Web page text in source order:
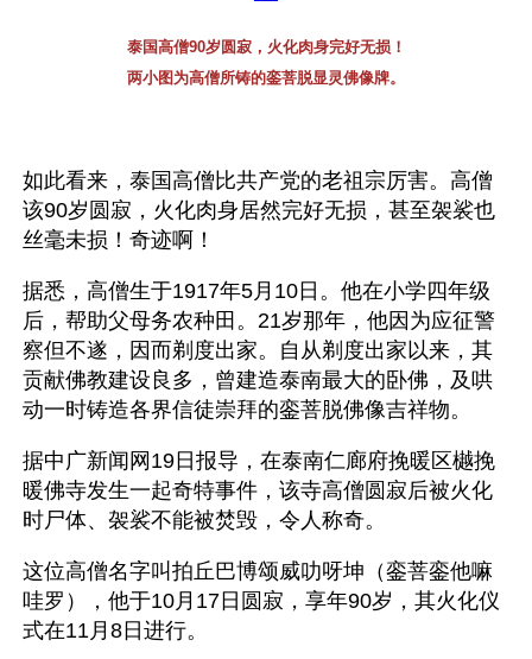
泰国高僧90岁圆寂，火化肉身完好无损！
两小图为高僧所铸的銮菩脱显灵佛像牌。
如此看来，泰国高僧比共产党的老祖宗厉害。高僧
该90岁圆寂，火化肉身居然完好无损，甚至袈裟也
丝毫未损！奇迹啊！
据悉，高僧生于1917年5月10日。他在小学四年级
后，帮助父母务农种田。21岁那年，他因为应征警
察但不遂，因而剃度出家。自从剃度出家以来，其
贡献佛教建设良多，曾建造泰南最大的卧佛，及哄
动一时铸造各界信徒崇拜的銮菩脱佛像吉祥物。
据中广新闻网19日报导，在泰南仁廊府挽暖区樾挽
暖佛寺发生一起奇特事件，该寺高僧圆寂后被火化
时尸体、袈裟不能被焚毁，令人称奇。
这位高僧名字叫拍丘巴博颂威叻呀坤（銮菩銮他嘛
哇罗），他于10月17日圆寂，享年90岁，其火化仪
式在11月8日进行。